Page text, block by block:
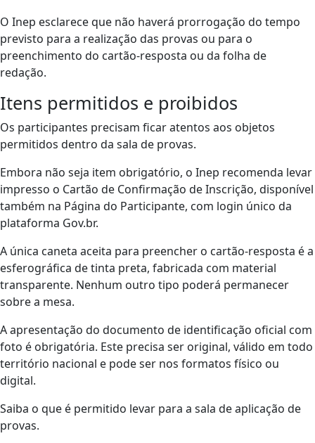
O Inep esclarece que não haverá prorrogação do tempo
previsto para a realização das provas ou para o
preenchimento do cartão-resposta ou da folha de
redação.
Itens permitidos e proibidos
Os participantes precisam ficar atentos aos objetos
permitidos dentro da sala de provas.
Embora não seja item obrigatório, o Inep recomenda levar
impresso o Cartão de Confirmação de Inscrição, disponível
também na Página do Participante, com login único da
plataforma Gov.br.
A única caneta aceita para preencher o cartão-resposta é a
esferográfica de tinta preta, fabricada com material
transparente. Nenhum outro tipo poderá permanecer
sobre a mesa.
A apresentação do documento de identificação oficial com
foto é obrigatória. Este precisa ser original, válido em todo
território nacional e pode ser nos formatos físico ou
digital.
Saiba o que é permitido levar para a sala de aplicação de
provas.